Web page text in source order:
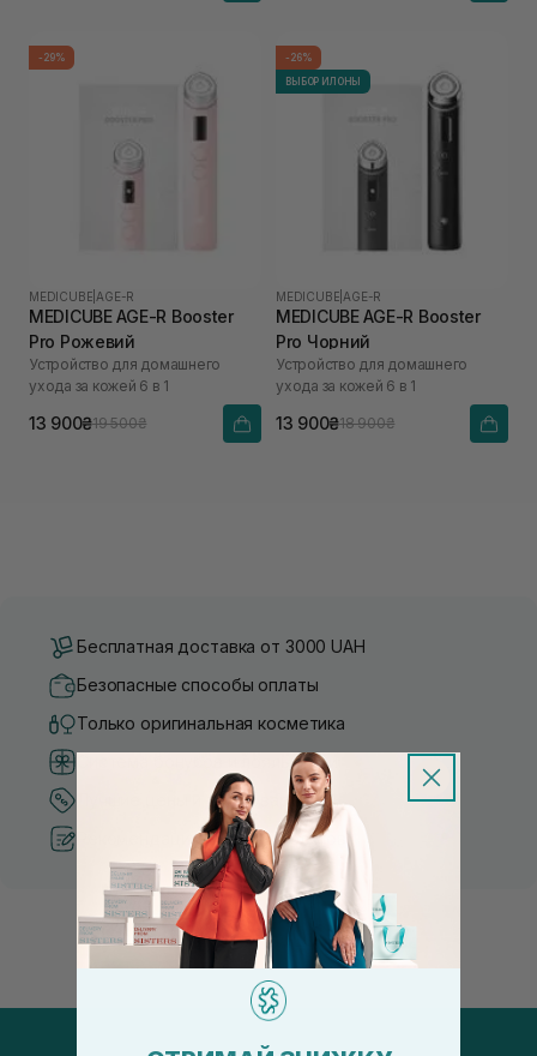
-29%
MEDICUBE AGE-R
MEDICUBE AGE-R Booster
Pro Рожевий
Устройство для домашнего
ухода за кожей 6 в 1
13 900₴19 500₴
-26%
ВЫБОР ИЛОНЫ
MEDICUBE AGE-R
MEDICUBE AGE-R Booster
Pro Чорний
Устройство для домашнего
ухода за кожей 6 в 1
13 900₴18 900₴
Бесплатная доставка от 3000 UAH
Безопасные способы оплаты
Только оригинальная косметика
Система бонусов и лояльности
Лучшие цены и топ товары
Рекомендации от косметологов